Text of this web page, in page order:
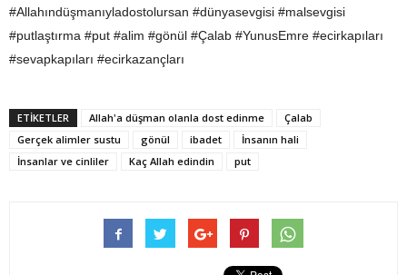
#Allahındüşmanıyladostolursan #dünyasevgisi #malsevgisi
#putlaştırma #put #alim #gönül #Çalab #YunusEmre #ecirkapıları
#sevapkapıları #ecirkazançları
ETİKETLER Allah'a düşman olanla dost edinme
Çalab
Gerçek alimler sustu
gönül ibadet
İnsanın hali
İnsanlar ve cinliler
Kaç Allah edindin put